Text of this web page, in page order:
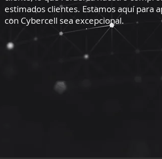
estimados clientes. Estamos aquí para
con Cybercell sea excepcional.